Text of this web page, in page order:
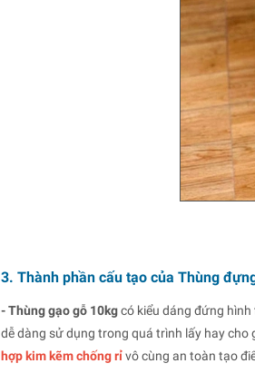
3. Thành phần cấu tạo của Thùng
- Thùng gạo gỗ 10kgcó kiểu dáng đứng hình
dễ dàng sử dụng trong quá trình lấy hay cho
hợp kim kẽm chống rỉvô cùng an toàn tạo